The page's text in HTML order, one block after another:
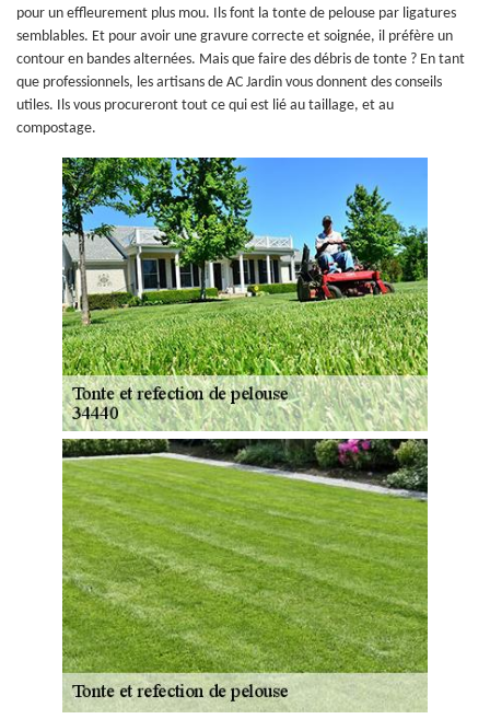
pour un effleurement plus mou. Ils font la tonte de pelouse par ligatures
semblables. Et pour avoir une gravure correcte et soignée, il préfère un
contour en bandes alternées. Mais que faire des débris de tonte ? En tant
que professionnels, les artisans de AC Jardin vous donnent des conseils
utiles. Ils vous procureront tout ce qui est lié au taillage, et au
compostage.